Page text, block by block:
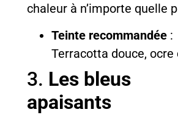
chaleur à n’importe quelle
Teinte recommandée:
Terracotta douce, ocre
3. Les bleus
apaisants